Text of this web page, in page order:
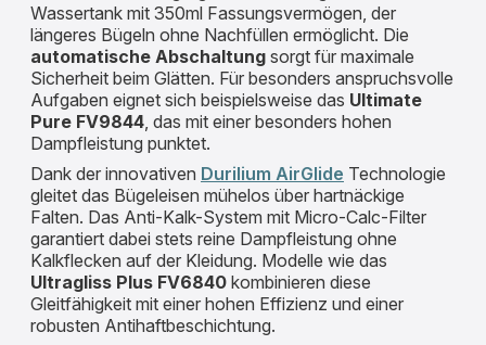
Wassertank mit 350ml Fassungsvermögen, der
längeres Bügeln ohne Nachfüllen ermöglicht. Die
automatische Abschaltung sorgt für maximale
Sicherheit beim Glätten. Für besonders anspruchsvolle
Aufgaben eignet sich beispielsweise das Ultimate
Pure FV9844, das mit einer besonders hohen
Dampfleistung punktet.
Dank der innovativen Durilium AirGlide Technologie
gleitet das Bügeleisen mühelos über hartnäckige
Falten. Das Anti-Kalk-System mit Micro-Calc-Filter
garantiert dabei stets reine Dampfleistung ohne
Kalkflecken auf der Kleidung. Modelle wie das
Ultragliss Plus FV6840 kombinieren diese
Gleitfähigkeit mit einer hohen Effizienz und einer
robusten Antihaftbeschichtung.